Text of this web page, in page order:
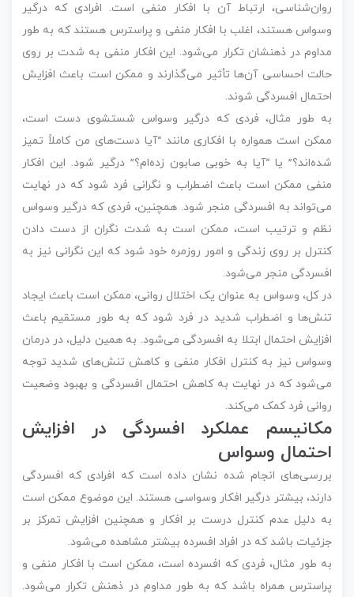
روان‌شناسی، ارتباط آن با افکار منفی است. افرادی که درگیر
وسواس هستند، اغلب با افکار منفی و پراسترس هستند که به طور
مداوم در ذهنشان تکرار می‌شود. این افکار منفی به شدت بر روی
حالت احساسی آن‌ها تأثیر می‌گذارند و ممکن است باعث افزایش
احتمال افسردگی شوند.
به طور مثال، فردی که درگیر وسواس شستشوی دست است،
ممکن است همواره با افکاری مانند “آیا دست‌های من کاملاً تمیز
شده‌اند؟” یا “آیا به خوبی صابون زده‌ام؟” درگیر شود. این افکار
منفی ممکن است باعث اضطراب و نگرانی فرد شود که در نهایت
می‌تواند به افسردگی منجر شود. همچنین، فردی که درگیر وسواس
نظم و ترتیب است، ممکن است به شدت نگران از دست دادن
کنترل بر روی زندگی و امور روزمره خود شود که این نگرانی نیز به
افسردگی منجر می‌شود.
در کل، وسواس به عنوان یک اختلال روانی، ممکن است باعث ایجاد
تنش‌ها و اضطراب شدید در فرد شود که به طور مستقیم باعث
افزایش احتمال ابتلا به افسردگی می‌شود. به همین دلیل، در درمان
وسواس نیز به کنترل افکار منفی و کاهش تنش‌های شدید توجه
می‌شود که در نهایت به کاهش احتمال افسردگی و بهبود وضعیت
روانی فرد کمک می‌کند.
مکانیسم عملکرد افسردگی در افزایش
احتمال وسواس
بررسی‌های انجام شده نشان داده است که افرادی که افسردگی
دارند، بیشتر درگیر افکار وسواسی هستند. این موضوع ممکن است
به دلیل عدم کنترل درست بر افکار و همچنین افزایش تمرکز بر
جزئیات باشد که در افراد افسرده بیشتر مشاهده می‌شود.
به طور مثال، فردی که افسرده است، ممکن است با افکار منفی و
پراسترس همراه باشد که به طور مداوم در ذهنش تکرار می‌شود.